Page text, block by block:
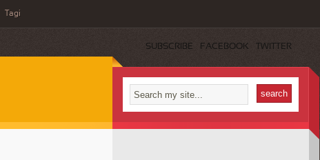
Tagi
SUBSCRIBE FACEBOOK TWITTER